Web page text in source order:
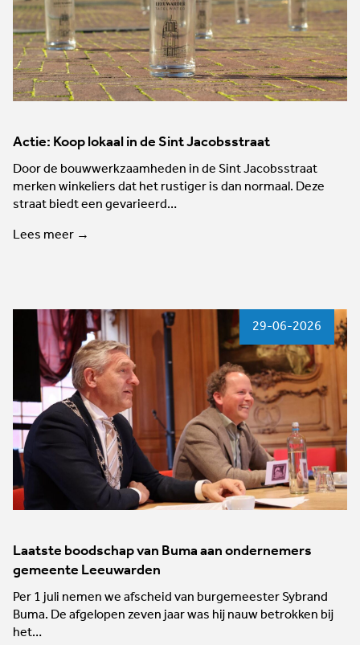
Actie: Koop lokaal in de Sint Jacobsstraat
Door de bouwwerkzaamheden in de Sint Jacobsstraat
merken winkeliers dat het rustiger is dan normaal. Deze
straat biedt een gevarieerd…
Lees meer →
29-06-2026
Laatste boodschap van Buma aan ondernemers
gemeente Leeuwarden
Per 1 juli nemen we afscheid van burgemeester Sybrand
Buma. De afgelopen zeven jaar was hij nauw betrokken bij
het…